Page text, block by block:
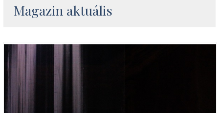
Magazin aktuális